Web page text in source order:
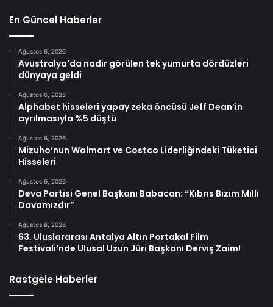
En Güncel Haberler
Ağustos 6, 2026
Avustralya’da nadir görülen tek yumurta dördüzleri
dünyaya geldi
Ağustos 6, 2026
Alphabet hisseleri yapay zeka öncüsü Jeff Dean’in
ayrılmasıyla %5 düştü
Ağustos 6, 2026
Mizuho’nun Walmart ve Costco Liderliğindeki Tüketici
Hisseleri
Ağustos 6, 2026
Deva Partisi Genel Başkanı Babacan: “Kıbrıs Bizim Milli
Davamızdır”
Ağustos 6, 2026
63. Uluslararası Antalya Altın Portakal Film
Festivali’nde Ulusal Uzun Jüri Başkanı Derviş Zaim!
Rastgele Haberler